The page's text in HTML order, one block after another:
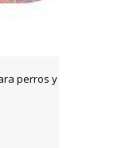
perros y